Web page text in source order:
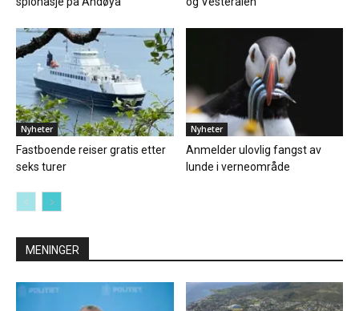
Nyheter
Fastboende reiser gratis etter
seks turer
Nyheter
Anmelder ulovlig fangst av
lunde i verneområde
MENINGER